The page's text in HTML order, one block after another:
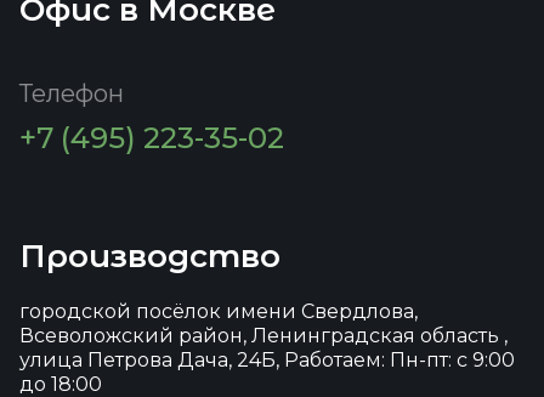
Офис в Москве
Телефон
+7 (495) 223-35-02
Производство
городской посёлок имени Свердлова,
Всеволожский район, Ленинградская область ,
улица Петрова Дача, 24Б, Работаем: Пн-пт: с 9:00
до 18:00